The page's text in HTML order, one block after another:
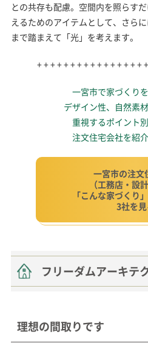
との共存も配慮。空間内を照らす
えるためのアイテムとして、さら
まで踏まえて「光」を考えます。
+ + + + + + + + + + + + + + + +
一宮市で家づくりを
デザイン性、自然素
重視するポイント
注文住宅会社を紹
一宮市の注文
（工務店・設
「こんな家づくり
3社を
フリーダムアーキテ
理想の間取りです